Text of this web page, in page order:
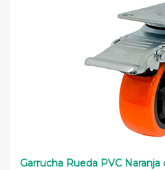
Garrucha Rueda PVC